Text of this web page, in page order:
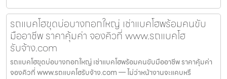
รถแบคโฮขุดบ่อบางกอกใหญ่ เช่าแบคโฮพร้อมคนขับ
มืออาชีพ ราคาคุ้มค่า จองคิวที่ www.รถแบคโฮ
รับจ้าง.com
รถแบคโฮขุดบ่อบางกอกใหญ่ เช่าแบคโฮพร้อมคนขับมืออาชีพ ราคาคุ้มค่า
จองคิวที่ www.รถแบคโฮรับจ้าง.com — ไม่ว่าหน้างานจะแคบหรื